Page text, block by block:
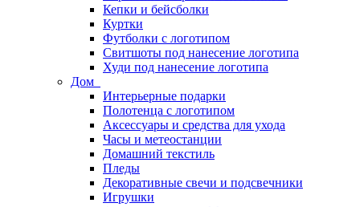
Кепки и бейсболки
Куртки
Футболки с логотипом
Свитшоты под нанесение логотипа
Худи под нанесение логотипа
Дом
Интерьерные подарки
Полотенца с логотипом
Аксессуары и средства для ухода
Часы и метеостанции
Домашний текстиль
Пледы
Декоративные свечи и подсвечники
Игрушки